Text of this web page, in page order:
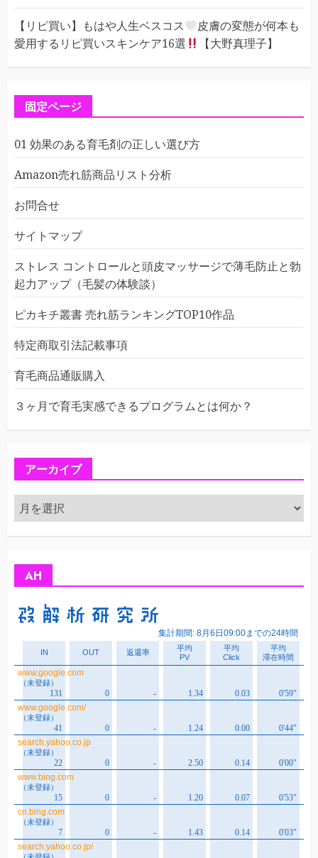
【リピ買い】もはや人生ベスコス
皮膚の変態が何本も
愛用するリピ買いスキンケア16選
【大野真理子】
固定ページ
01 効果のある育毛剤の正しい選び方
Amazon売れ筋商品リスト分析
お問合せ
サイトマップ
ストレス コントロールと頭皮マッサージで薄毛防止と勃
起力アップ（毛髪の体験談）
ピカキチ叢書 売れ筋ランキングTOP10作品
特定商取引法記載事項
育毛商品通販購入
３ヶ月で育毛実感できるプログラムとは何か？
アーカイブ
ア
ー
カ
AH